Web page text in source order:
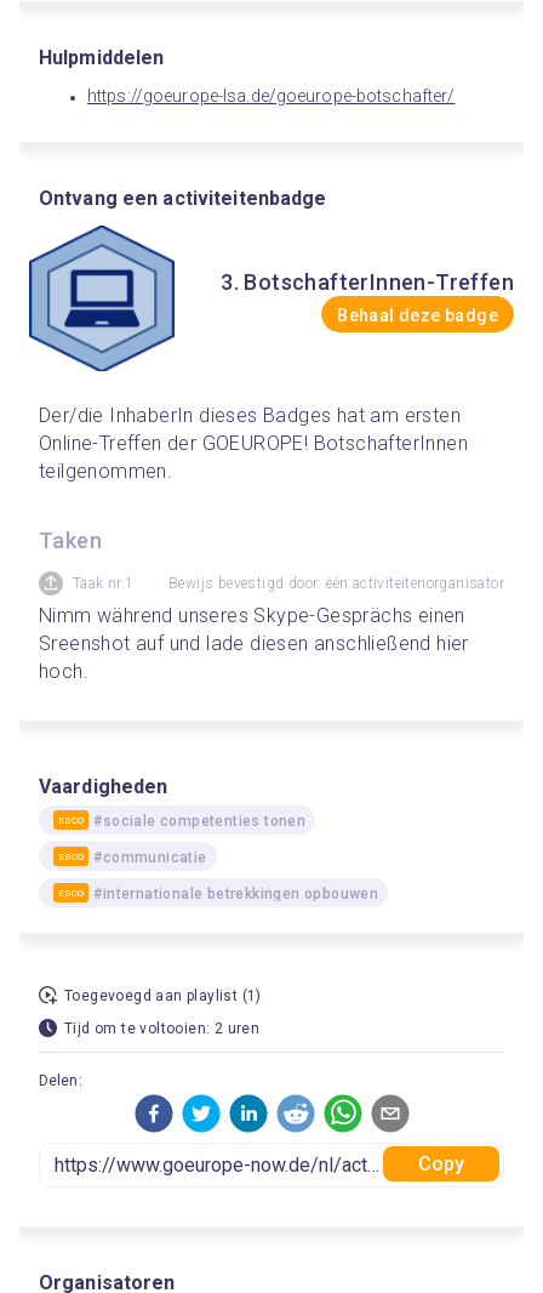
Hulpmiddelen
https://goeurope-lsa.de/goeurope-botschafter/
Ontvang een activiteitenbadge
3. BotschafterInnen-Treffen
Behaal deze badge
Der/die InhaberIn dieses Badges hat am ersten
Online-Treffen der GOEUROPE! BotschafterInnen
teilgenommen.
Taken
Taak nr.1 Bewijs bevestigd door: één activiteitenorganisator
Nimm während unseres Skype-Gesprächs einen
Sreenshot auf und lade diesen anschließend hier
hoch.
Vaardigheden
ESCO #sociale competenties tonen
ESCO #communicatie
ESCO #internationale betrekkingen opbouwen
Toegevoegd aan playlist (1)
Tijd om te voltooien: 2 uren
Delen:
Copy
Organisatoren